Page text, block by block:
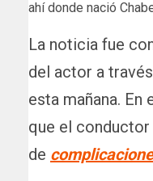
ahí donde nació
La noticia fue
del actor a
esta mañana. En
que el conductor
de